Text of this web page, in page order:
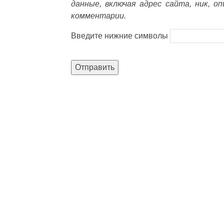
данные, включая адрес сайта, ник,
комментарии.
Введите нижние символы
Отправить